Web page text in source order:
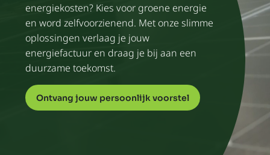
energiekosten? Kies voor groene energie
en word zelfvoorzienend. Met onze slimme
oplossingen verlaag je jouw
energiefactuur en draag je bij aan een
duurzame toekomst.
Ontvang jouw persoonlijk voorstel